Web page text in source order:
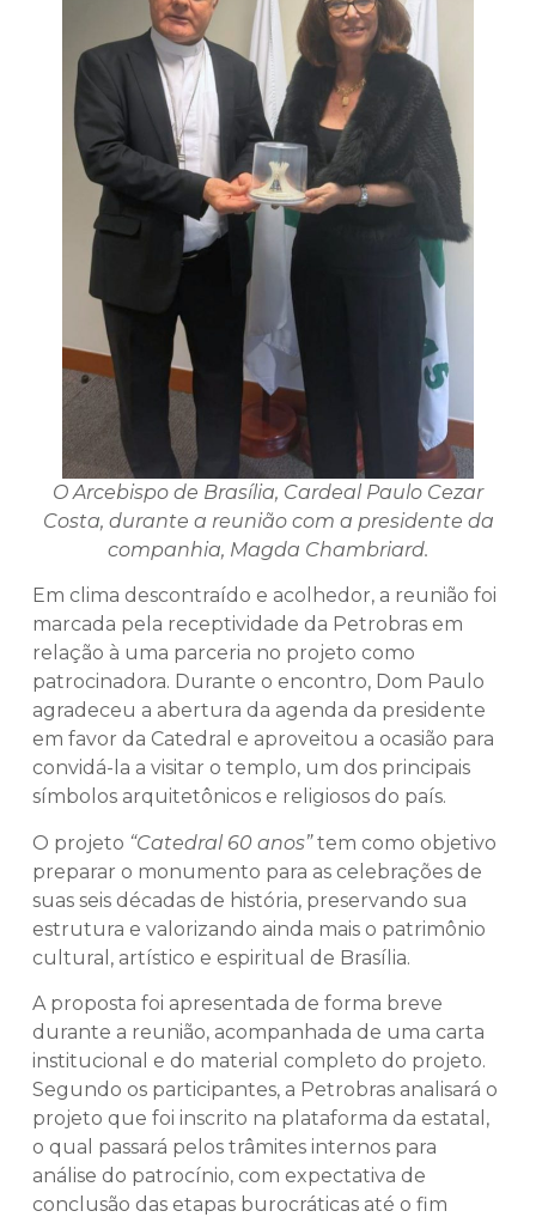
O Arcebispo de Brasília, Cardeal Paulo Cezar
Costa, durante a reunião com a presidente da
companhia, Magda Chambriard.
Em clima descontraído e acolhedor, a reunião foi
marcada pela receptividade da Petrobras em
relação à uma parceria no projeto como
patrocinadora. Durante o encontro, Dom Paulo
agradeceu a abertura da agenda da presidente
em favor da Catedral e aproveitou a ocasião para
convidá-la a visitar o templo, um dos principais
símbolos arquitetônicos e religiosos do país.
O projeto “Catedral 60 anos”tem como objetivo
preparar o monumento para as celebrações de
suas seis décadas de história, preservando sua
estrutura e valorizando ainda mais o patrimônio
cultural, artístico e espiritual de Brasília.
A proposta foi apresentada de forma breve
durante a reunião, acompanhada de uma carta
institucional e do material completo do projeto.
Segundo os participantes, a Petrobras analisará o
projeto que foi inscrito na plataforma da estatal,
o qual passará pelos trâmites internos para
análise do patrocínio, com expectativa de
conclusão das etapas burocráticas até o fim